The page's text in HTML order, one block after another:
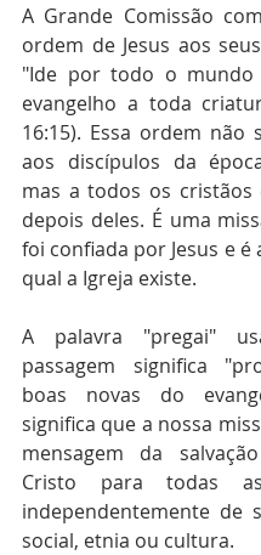
A Grande Comissão
ordem de Jesus aos
"Ide por todo o
evangelho a toda
16:15). Essa ordem não
aos discípulos da
mas a todos os cristãos
depois deles. É uma
foi confiada por Jesus e é
qual a Igreja existe.
A palavra "pregai"
passagem significa
boas novas do
significa que a nossa
mensagem da
Cristo para todas
independentemente de
social, etnia ou cultura.